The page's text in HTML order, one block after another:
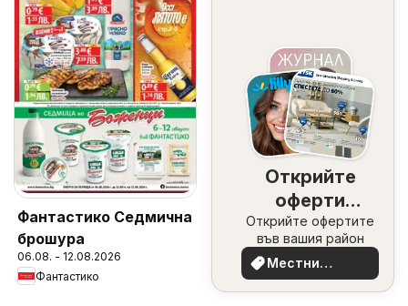
Фантастико Седмична
брошура
06.08. - 12.08.2026
Фантастико
Открийте
оферти
наблизо
Открийте офертите
във вашия район
Местни
оферти